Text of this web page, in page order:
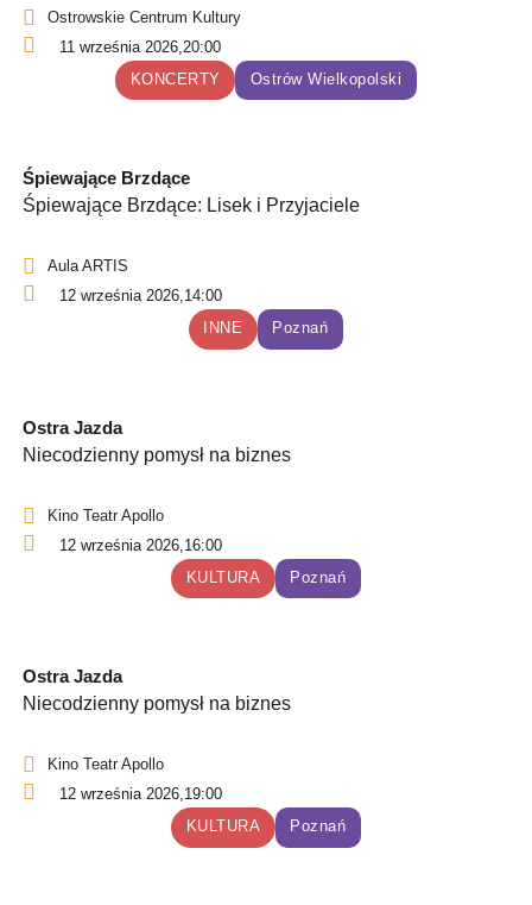
Ostrowskie Centrum Kultury
11 września 2026, 20:00
KONCERTY
Ostrów Wielkopolski
Śpiewające Brzdące
Śpiewające Brzdące: Lisek i Przyjaciele
Aula ARTIS
12 września 2026,14:00
INNE
Poznań
Ostra Jazda
Niecodzienny pomysł na biznes
Kino Teatr Apollo
12 września 2026, 16:00
KULTURA
Poznań
Ostra Jazda
Niecodzienny pomysł na biznes
Kino Teatr Apollo
12 września 2026,19:00
KULTURA
Poznań